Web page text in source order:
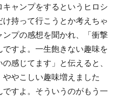
ャンプをするというヒロシ
持って行こうとか考えちゃ
プの感想を聞かれ、「衝撃
すよ。一生飽きない趣味を
感じてます」と伝えると、
やこしい趣味増えました
すよ。そういうのがもう一